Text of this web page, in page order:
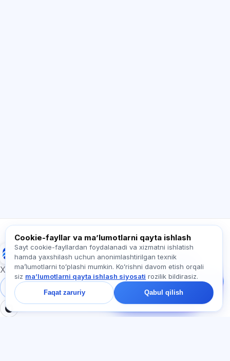
Exalify
Xalqaro til imtihonlariga tayyorgarlik
Tizimga kirish
Ro‘yxatdan o‘tish
Bizga yozing!
Tariflar, imtihonlar yoki
nimadan boshlash
haqida so‘rang —
chatda bir daqiqa ichida
javob beramiz.
Cookie-fayllar va maʼlumotlarni qayta ishlash
Sayt cookie-fayllardan foydalanadi va xizmatni ishlatish
hamda yaxshilash uchun anonimlashtirilgan texnik
maʼlumotlarni toʻplashi mumkin. Koʻrishni davom etish orqali
siz maʼlumotlarni qayta ishlash siyosati rozilik bildirasiz.
Faqat zaruriy Qabul qilish